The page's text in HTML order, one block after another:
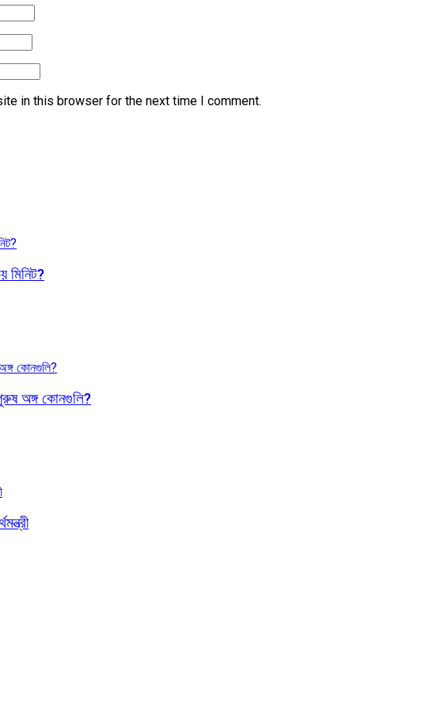
in this browser for the next time I comment.
মিনিট?
অঙ্গ কোনগুলি?